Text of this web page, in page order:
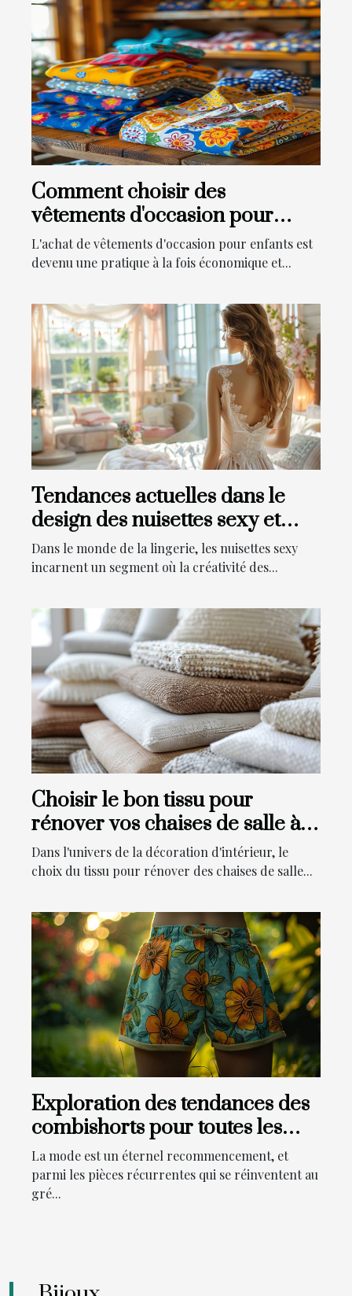
Comment choisir des
vêtements d'occasion pour
enfants en ligne
L'achat de vêtements d'occasion pour enfants est
devenu une pratique à la fois économique et...
Tendances actuelles dans le
design des nuisettes sexy et
leur impact
Dans le monde de la lingerie, les nuisettes sexy
incarnent un segment où la créativité des...
Choisir le bon tissu pour
rénover vos chaises de salle à
manger
Dans l'univers de la décoration d'intérieur, le
choix du tissu pour rénover des chaises de salle...
Exploration des tendances des
combishorts pour toutes les
saisons : comment les intégrer
dans votre garde-robe
La mode est un éternel recommencement, et
parmi les pièces récurrentes qui se réinventent au
gré...